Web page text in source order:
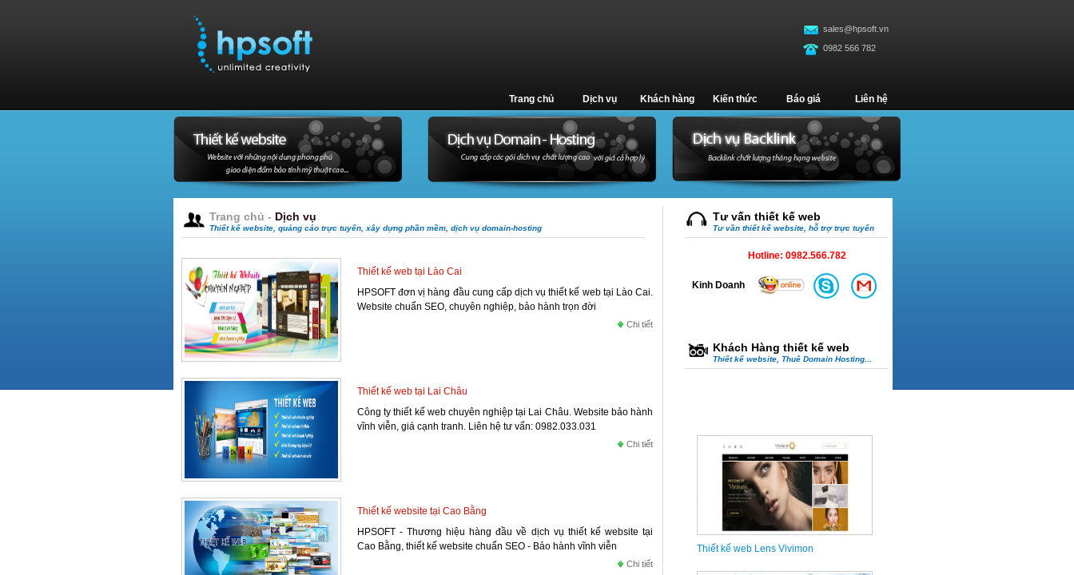
sales@hpsoft.vn
0982 566 782
Trang chủ Dịch vụ Khách hàng Kiến thức Báo giá Liên hệ
Trang chủ - Dịch vụ
Thiết kế website, quảng cáo trực tuyến, xây dựng phần mềm, dịch vụ domain-hosting
Thiết kế web tại Lào Cai
HPSOFT đơn vị hàng đầu cung cấp dịch vụ thiết kế web tại Lào Cai.
Website chuẩn SEO, chuyên nghiệp, bảo hành trọn đời
Chi tiết
Thiết kế web tại Lai Châu
Công ty thiết kế web chuyên nghiệp tại Lai Châu. Website bảo hành
vĩnh viễn, giá cạnh tranh. Liên hệ tư vấn: 0982.033.031
Chi tiết
Thiết kế website tại Cao Bằng
HPSOFT - Thương hiệu hàng đầu về dịch vụ thiết kế website tại
Cao Bằng, thiết kế website chuẩn SEO - Bảo hành vĩnh viễn
Chi tiết
Tư vấn thiết kế web
Tư vần thiết kế website, hỗ trợ trực tuyến
Hotline: 0982.566.782
Kinh Doanh
Khách Hàng thiết kế web
Thiết kế website, Thuê Domain Hosting...
Thiết kế web Lens Vivimon